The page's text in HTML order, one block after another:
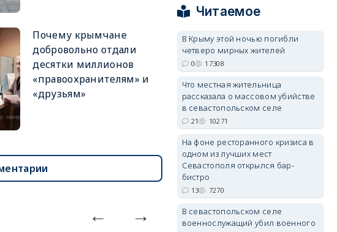
Почему крымчане
добровольно отдали
десятки миллионов
«правоохранителям» и
«друзьям»
erid: 2SDnjdvhGXG
Читаемое
В Крыму этой ночью погибли
четверо мирных жителей
0 17308
Что местная жительница
рассказала о массовом убийстве
в севастопольском селе
21 10271
На фоне ресторанного кризиса в
одном из лучших мест
Севастополя открылся бар-
бистро
13 7270
В севастопольском селе
военнослужащий убил военного